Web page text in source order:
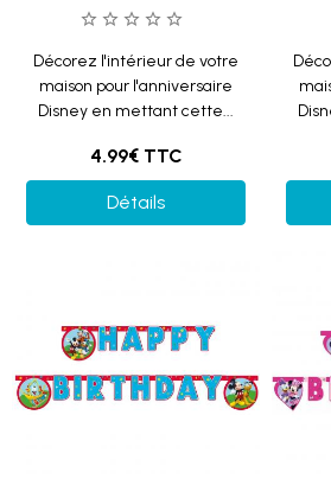
Décorez l'intérieur de votre
maison pour l'anniversaire
Disney en mettant cette...
4.99€ TTC
Détails